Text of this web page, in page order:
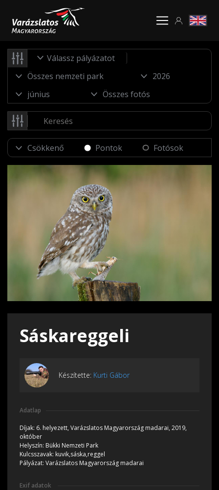
Válassz pályázatot
Pontok Fotósok
Sáskareggeli
Készítette: Kurti Gábor
Adatlap
Díjak: 6. helyezett, Varázslatos Magyarország madarai, 2019,
október
Helyszín: Bükki Nemzeti Park
Kulcsszavak: kuvik,sáska,reggel
Pályázat: Varázslatos Magyarország madarai
Exif adatok